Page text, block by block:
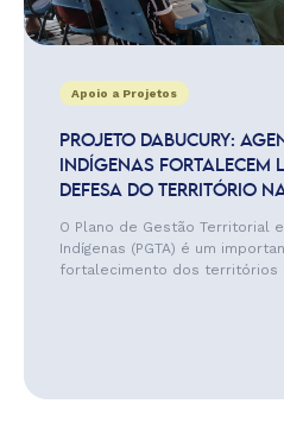
Apoio a Projetos
PROJETO DABUCURY:
INDÍGENAS FORTALECEM
DEFESA DO TERRITÓRIO
O Plano de Gestão Territorial
Indígenas (PGTA) é um
fortalecimento dos territórios